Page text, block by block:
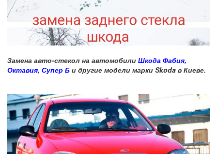
Замена авто-стекол на автомобили Шкода Фабия,
Октавия, Супер Б и другие модели марки Skoda в Киеве.